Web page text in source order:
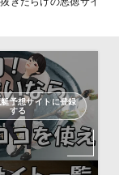
予想サイトに登録
する